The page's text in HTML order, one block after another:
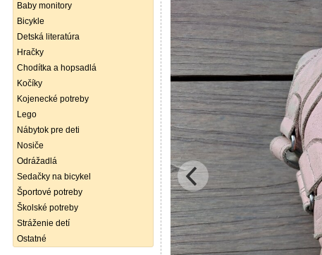
Baby monitory
Bicykle
Detská literatúra
Hračky
Chodítka a hopsadlá
Kočíky
Kojenecké potreby
Lego
Nábytok pre deti
Nosiče
Odrážadlá
Sedačky na bicykel
Športové potreby
Školské potreby
Stráženie detí
Ostatné